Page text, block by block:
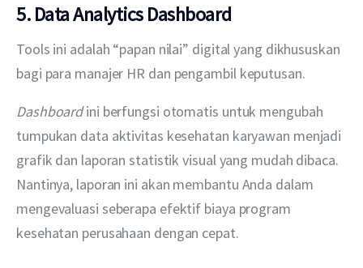
5. Data Analytics Dashboard
Tools ini adalah “papan nilai” digital yang dikhususkan
bagi para manajer HR dan pengambil keputusan.
Dashboard ini berfungsi otomatis untuk mengubah
tumpukan data aktivitas kesehatan karyawan menjadi
grafik dan laporan statistik visual yang mudah dibaca.
Nantinya, laporan ini akan membantu Anda dalam
mengevaluasi seberapa efektif biaya program
kesehatan perusahaan dengan cepat.